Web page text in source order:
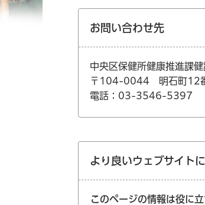
お問い合わせ先
中央区保健所健康推進課
〒104-0044 明石町12
電話：03-3546-5397
より良いウェブサイト
このページの情報は役に